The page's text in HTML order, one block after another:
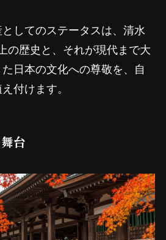
してのステータスは、清水
の歴史と、それが現代まで大
日本の文化への尊敬を、自
付けます。
台